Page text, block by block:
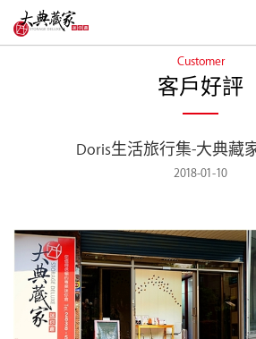
Customer
客戶好評
Doris生活旅行集-大典藏
2018-01-10